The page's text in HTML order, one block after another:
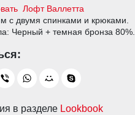
Лофт Валлетта
с двумя спинками и крюками.
Черный + темная бронза 80%.
в разделе Lookbook